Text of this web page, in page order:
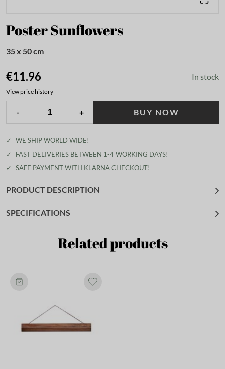
Poster Sunflowers
35 x 50 cm
€11.96 In stock
View price history
- + BUY NOW
✓
WE SHIP WORLD WIDE!
✓
FAST DELIVERIES BETWEEN 1-4 WORKING DAYS!
✓
SAFE PAYMENT WITH KLARNA CHECKOUT!
PRODUCT DESCRIPTION
SPECIFICATIONS
Related products